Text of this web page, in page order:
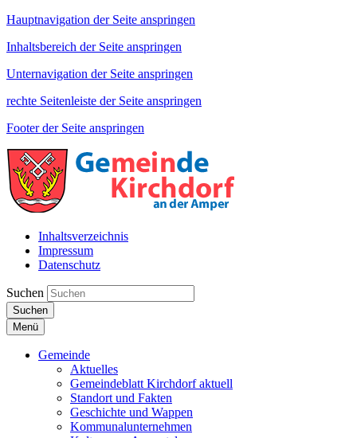
Hauptnavigation der Seite anspringen
Inhaltsbereich der Seite anspringen
Unternavigation der Seite anspringen
rechte Seitenleiste der Seite anspringen
Footer der Seite anspringen
Inhaltsverzeichnis
Impressum
Datenschutz
Suchen
Suchen
Menü
Gemeinde
Aktuelles
Gemeindeblatt Kirchdorf aktuell
Standort und Fakten
Geschichte und Wappen
Kommunalunternehmen